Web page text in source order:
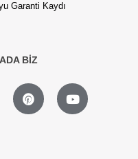
Garanti Kaydı
BİZ